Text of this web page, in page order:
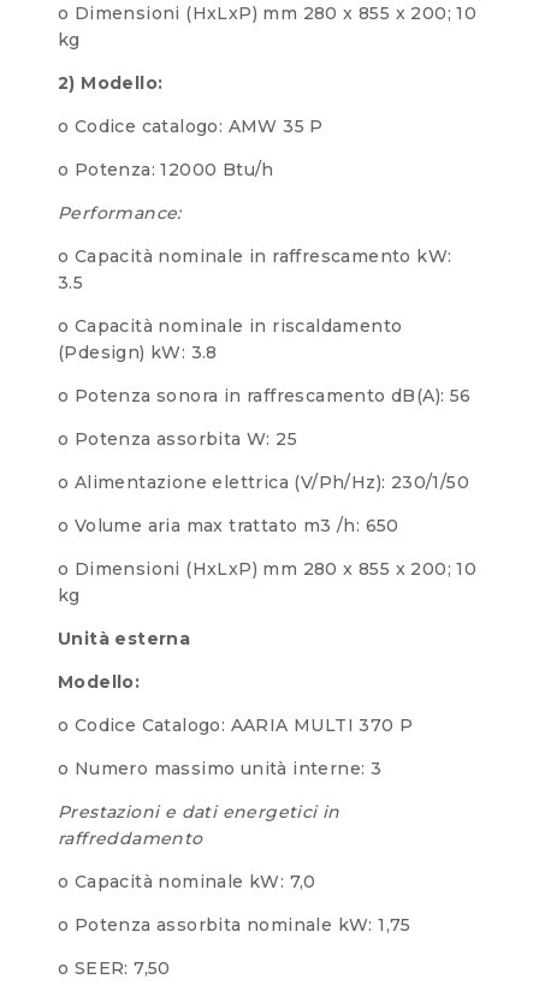
o Dimensioni (HxLxP) mm 280 x 855 x 200; 10
kg
2) Modello:
o Codice catalogo: AMW 35 P
o Potenza: 12000 Btu/h
Performance:
o Capacità nominale in raffrescamento kW:
3.5
o Capacità nominale in riscaldamento
(Pdesign) kW: 3.8
o Potenza sonora in raffrescamento dB(A): 56
o Potenza assorbita W: 25
o Alimentazione elettrica (V/Ph/Hz): 230/1/50
o Volume aria max trattato m3 /h: 650
o Dimensioni (HxLxP) mm 280 x 855 x 200; 10
kg
Unità esterna
Modello:
o Codice Catalogo: AARIA MULTI 370 P
o Numero massimo unità interne: 3
Prestazioni e dati energetici in
raffreddamento
o Capacità nominale kW: 7,0
o Potenza assorbita nominale kW: 1,75
o SEER: 7,50